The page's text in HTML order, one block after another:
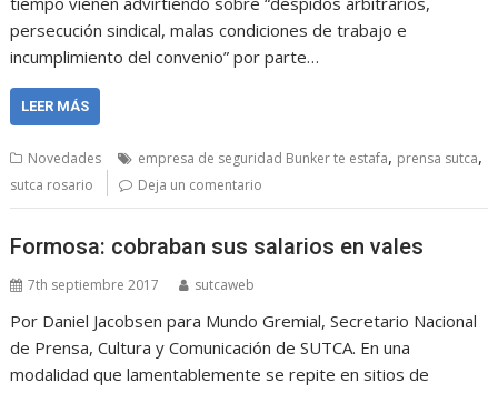
persecución sindical, malas condiciones de trabajo e
incumplimiento del convenio” por parte…
LEER MÁS
Novedades empresa de seguridad Bunker te estafa, prensa sutca,
sutca rosario Deja un comentario
Formosa: cobraban sus salarios en vales
7th septiembre 2017 sutcaweb
Por Daniel Jacobsen para Mundo Gremial, Secretario Nacional
de Prensa, Cultura y Comunicación de SUTCA. En una
modalidad que lamentablemente se repite en sitios de